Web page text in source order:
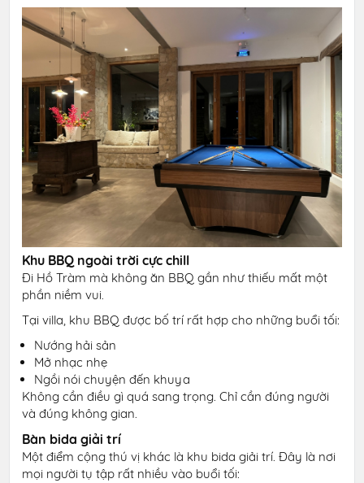
Khu BBQ ngoài trời cực chill
Đi Hồ Tràm mà không ăn BBQ gần như thiếu mất một
phần niềm vui.
Tại villa, khu BBQ được bố trí rất hợp cho những buổi tối:
Nướng hải sản
Mở nhạc nhẹ
Ngồi nói chuyện đến khuya
Không cần điều gì quá sang trọng. Chỉ cần đúng người
và đúng không gian.
Bàn bida giải trí
Một điểm cộng thú vị khác là khu bida giải trí. Đây là nơi
mọi người tụ tập rất nhiều vào buổi tối: